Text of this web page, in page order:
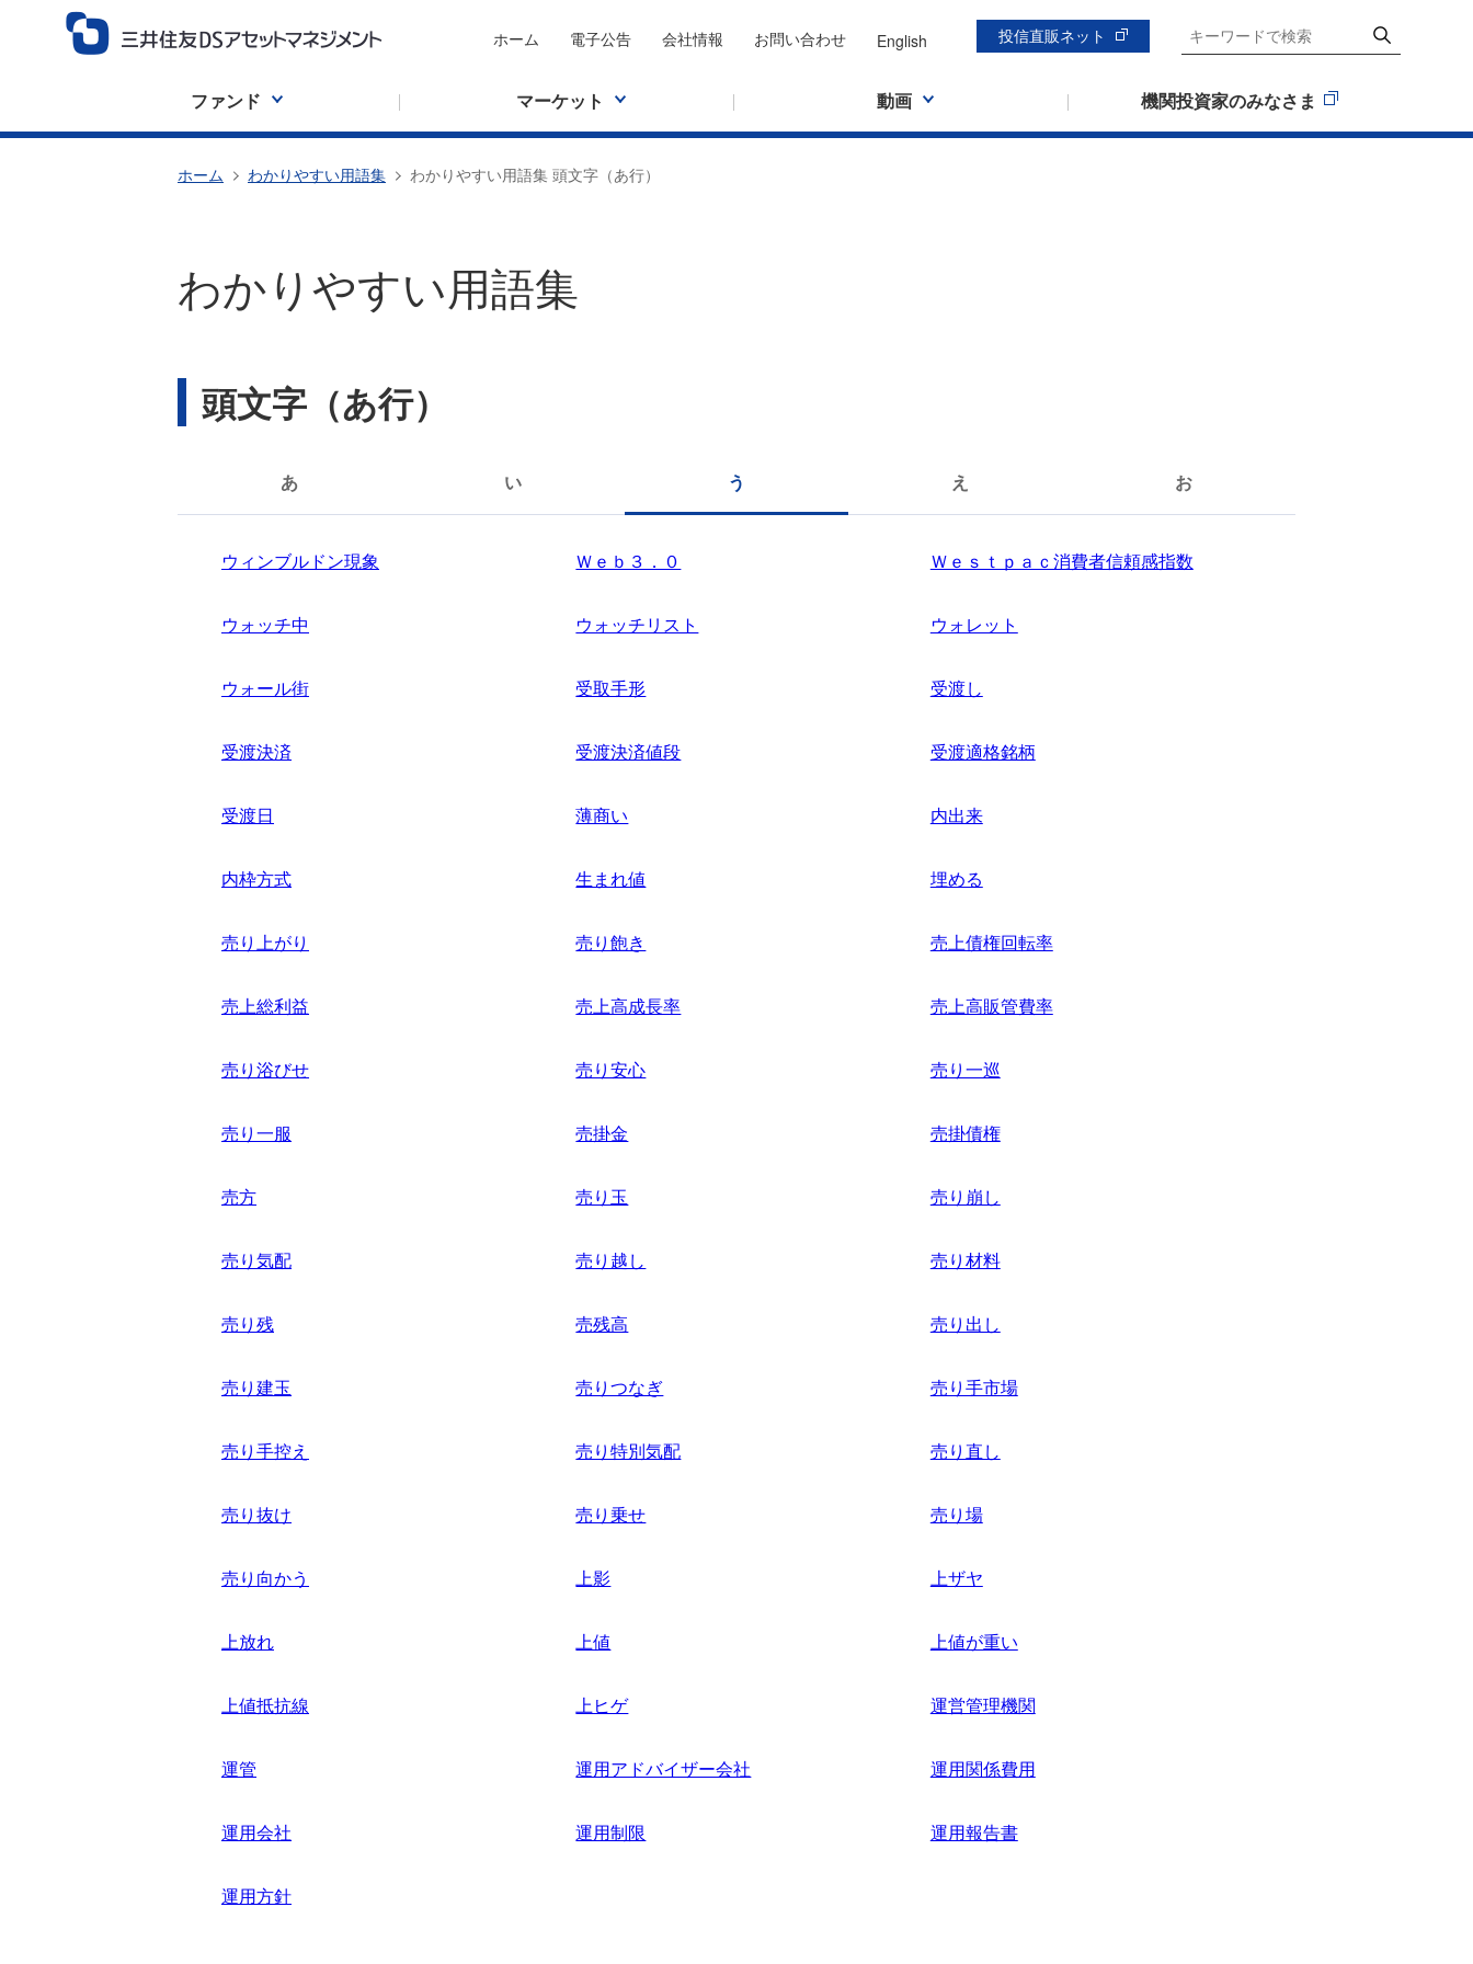
ホーム 電子公告 会社情報 お問い合わせ English 投信直販ネット
ファンド マーケット 動画 機関投資家のみなさま
ホーム わかりやすい用語集 わかりやすい用語集 頭文字（あ行）
わかりやすい用語集
頭文字（あ行）
あ い う え お
ウィンブルドン現象 Ｗｅｂ３．０ Ｗｅｓｔｐａｃ消費者信頼感指数
ウォッチ中 ウォッチリスト ウォレット
ウォール街 受取手形 受渡し
受渡決済 受渡決済値段 受渡適格銘柄
受渡日 薄商い 内出来
内枠方式 生まれ値 埋める
売り上がり 売り飽き 売上債権回転率
売上総利益 売上高成長率 売上高販管費率
売り浴びせ 売り安心 売り一巡
売り一服 売掛金 売掛債権
売方 売り玉 売り崩し
売り気配 売り越し 売り材料
売り残 売残高 売り出し
売り建玉 売りつなぎ 売り手市場
売り手控え 売り特別気配 売り直し
売り抜け 売り乗せ 売り場
売り向かう 上影 上ザヤ
上放れ 上値 上値が重い
上値抵抗線 上ヒゲ 運営管理機関
運管 運用アドバイザー会社 運用関係費用
運用会社 運用制限 運用報告書
運用方針